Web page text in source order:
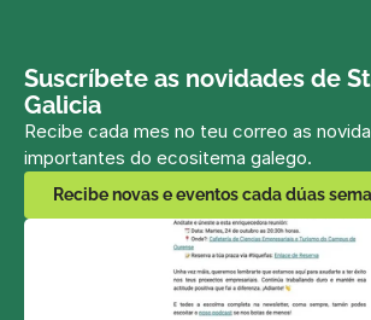
Suscríbete as novidades de
Galicia
Recibe cada mes no teu correo as
importantes do ecositema galego.
Recibe novas e eventos cada dúas